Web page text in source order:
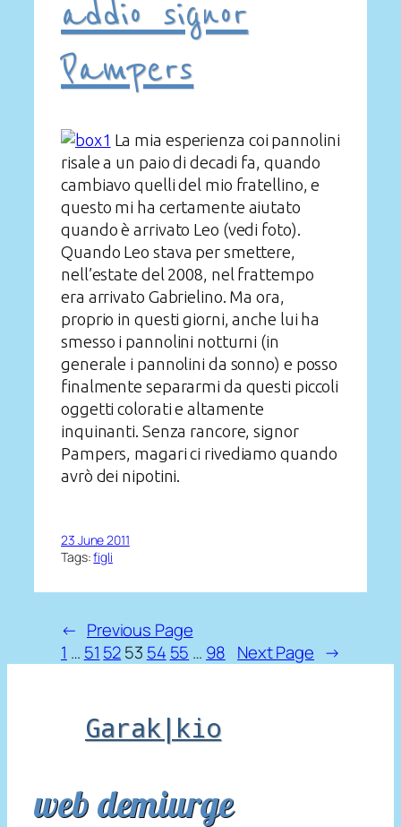
addio signor
Pampers
La mia esperienza coi pannolini
risale a un paio di decadi fa, quando
cambiavo quelli del mio fratellino, e
questo mi ha certamente aiutato
quando è arrivato Leo (vedi foto).
Quando Leo stava per smettere,
nell’estate del 2008, nel frattempo
era arrivato Gabrielino. Ma ora,
proprio in questi giorni, anche lui ha
smesso i pannolini notturni (in
generale i pannolini da sonno) e posso
finalmente separarmi da questi piccoli
oggetti colorati e altamente
inquinanti. Senza rancore, signor
Pampers, magari ci rivediamo quando
avrò dei nipotini.
23 June 2011
Tags:figli
← Previous Page
1 … 51 5253 54 55 … 98 Next Page →
Garak|kio
web demiurge